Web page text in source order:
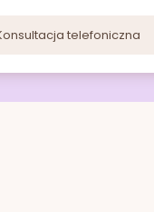
telefoniczna